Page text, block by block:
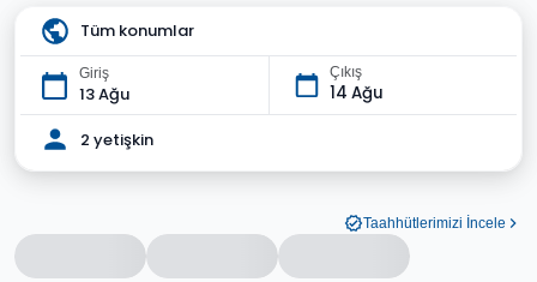
Tüm konumlar
Giriş
13 Ağu
Çıkış
14 Ağu
2 yetişkin
Taahhütlerimizi İncele